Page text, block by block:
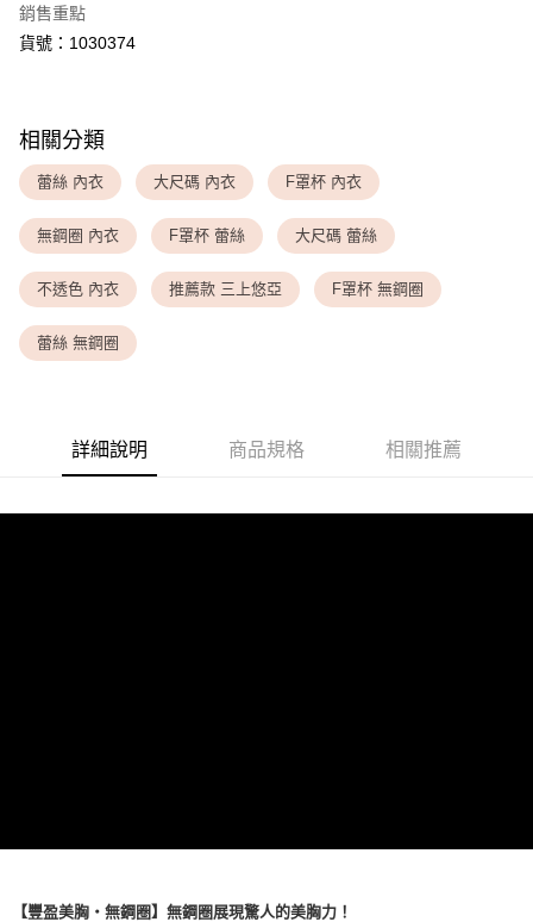
運送方式
全家取貨付款
付款後全家取貨
每筆NT$80，滿NT$1,500(含以上)免運費
每筆NT$9,999
<無合作配送請勿選取>付款後萊爾富取貨
7-11取貨付款
付款後7-11取貨
黑貓宅配
銷售重點
貨號：1030374
相關分類
蕾絲 內衣 大尺碼 內衣 F罩杯 內衣
無鋼圈 內衣 F罩杯 蕾絲 大尺碼 蕾絲
不透色 內衣 推薦款 三上悠亞 F罩杯 無鋼圈
蕾絲 無鋼圈
詳細說明 商品規格 相關推薦
【豐盈美胸・無鋼圈】無鋼圈展現驚人的美胸力！